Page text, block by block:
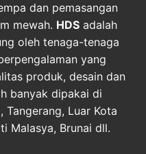
dan pemasangan
mewah. HDS adalah
oleh tenaga-tenaga
yang
produk, desain dan
banyak dipakai di
Tangerang, Luar Kota
Malasya, Brunai dll.